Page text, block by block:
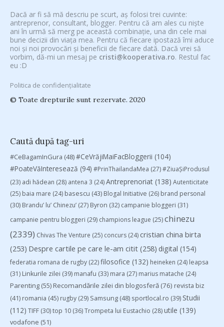
Dacă ar fi să mă descriu pe scurt, aș folosi trei cuvinte:
antreprenor, consultant, blogger. Pentru că am ales cu niște
ani în urmă să merg pe această combinație, una din cele mai
bune decizii din viața mea. Pentru că fiecare ipostază îmi aduce
noi și noi provocări și beneficii de fiecare dată. Dacă vrei să
vorbim, dă-mi un mesaj pe cristi@kooperativa.ro. Restul fac
eu :D
Politica de confidențialitate
© Toate drepturile sunt rezervate. 2020
Caută după tag-uri
#CeBagamInGura (48)#CeVrăjiMaiFacBloggerii (104)
#PoateVăInteresează (94) #PrinThailandaMea (27)#ZiuaȘiProdusul
(23) adi hădean (28) antena 3 (24)Antreprenoriat (138) Autenticitate
(25) baia mare (24) basescu (43) Blogal Initiative (26) brand personal
(30) Brandu’ lu’ Chinezu’ (27) Byron (32) campanie bloggeri (31)
campanie pentru bloggeri (29) champions league (25)chinezu
(2339) Chivas The Venture (25) concurs (24)cristian china birta
(253) Despre cartile pe care le-am citit (258) digital (154)
federatia romana de rugby (22)filosofice (132) heineken (24) leapsa
(31) Linkurile zilei (39) manafu (33) mara (27) marius matache (24)
Parenting (55) Recomandările zilei din blogosferă (76) revista biz
(41) romania (45) rugby (29) Samsung (48) sportlocal.ro (39) Studii
(112) TIFF (30)top 10 (36)Trompeta lui Eustachio (28)utile (139)
vodafone (51)